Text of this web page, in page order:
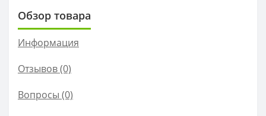
Обзор товара
Информация
Отзывов (0)
Вопросы (0)